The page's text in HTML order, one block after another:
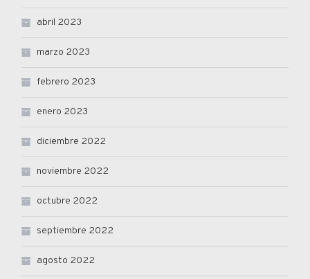
abril 2023
marzo 2023
febrero 2023
enero 2023
diciembre 2022
noviembre 2022
octubre 2022
septiembre 2022
agosto 2022